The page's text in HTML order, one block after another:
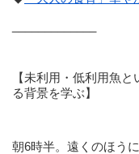
【未利用・低利用魚
る背景を学ぶ】
朝6時半。遠くのほう